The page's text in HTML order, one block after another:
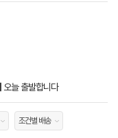
오늘 출발합니다
조건별 배송